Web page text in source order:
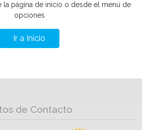
la página de inicio o desde el menú de
opciones
Ir a Inicio
de Contacto